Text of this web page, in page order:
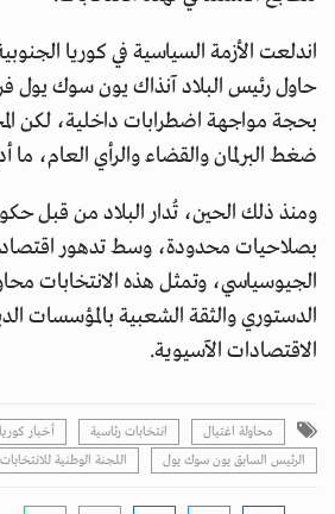
حاول رئيس البلاد آنذاك يون سوك يول
بحجة مواجهة اضطرابات داخلية، لكن
ضغط البرلمان والقضاء والرأي العام، ما
ومنذ ذلك الحين، تُدار البلاد من قبل
بصلاحيات محدودة، وسط تدهور
الجيوسياسي، وتمثل هذه الانتخابات
الدستوري والثقة الشعبية بالمؤسسات
الاقتصادات الآسيوية.
محاولة اغتيال انتخابات رئاسية أخبار
الرئيس السابق يون سوك يول
اللجنة الوطنية